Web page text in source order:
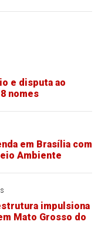
e disputa ao
nomes
em Brasília com
Ambiente
impulsiona
Mato Grosso do